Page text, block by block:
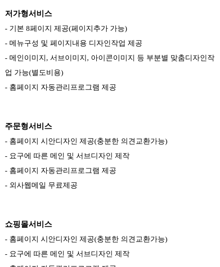
저가형서비스
- 기본 8페이지 제공(페이지추가 가능)
- 메뉴구성 및 페이지내용 디자인작업 제공
- 메인이미지, 서브이미지, 아이콘이미지 등 부분별 맞춤디자인작
업 가능(별도비용)
- 홈페이지 자동관리프로그램 제공
주문형서비스
- 홈페이지 시안디자인 제공(충분한 의견교환가능)
- 요구에 따른 메인 및 서브디자인 제작
- 홈페이지 자동관리프로그램 제공
- 외사웹메일 무료제공
쇼핑몰서비스
- 홈페이지 시안디자인 제공(충분한 의견교환가능)
- 요구에 따른 메인 및 서브디자인 제작